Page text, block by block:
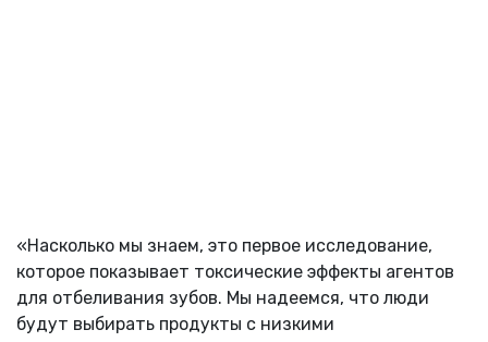
«Насколько мы знаем, это первое исследование,
которое показывает токсические эффекты агентов
для отбеливания зубов. Мы надеемся, что люди
будут выбирать продукты с низкими